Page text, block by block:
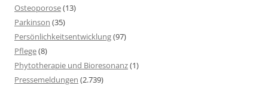
Osteoporose(13)
Parkinson (35)
Persönlichkeitsentwicklung(97)
Pflege(8)
Phytotherapie und Bioresonanz(1)
Pressemeldungen (2.739)